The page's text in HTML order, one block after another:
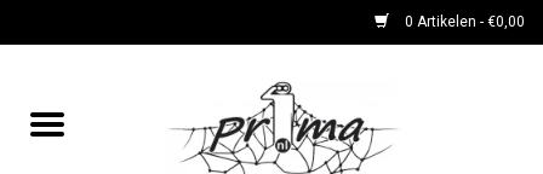
0 Artikelen - €0,00
Home